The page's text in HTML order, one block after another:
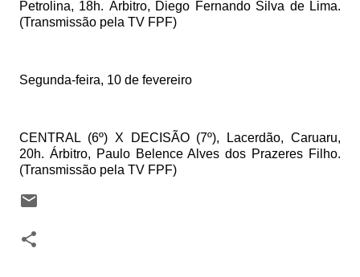
Petrolina, 18h. Árbitro, Diego Fernando Silva de Lima.
(Transmissão pela TV FPF)
Segunda-feira, 10 de fevereiro
CENTRAL (6º) X DECISÃO (7º), Lacerdão, Caruaru,
20h. Árbitro, Paulo Belence Alves dos Prazeres Filho.
(Transmissão pela TV FPF)